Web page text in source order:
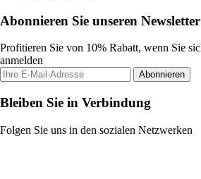
Abonnieren Sie unseren Newsletter
Profitieren Sie von 10% Rabatt, wenn Sie
anmelden
Abonnieren
Bleiben Sie in Verbindung
Folgen Sie uns in den sozialen Netzwerken